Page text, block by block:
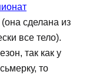
сделана из
все тело).
так как у
то